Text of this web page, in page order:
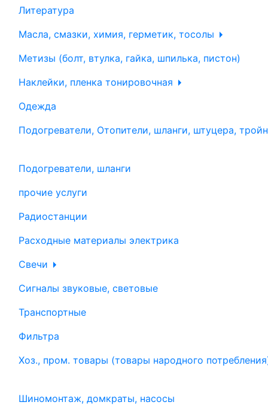
Литература
Масла, смазки, химия, герметик, тосолы
Метизы (болт, втулка, гайка, шпилька, пистон)
Наклейки, пленка тонировочная
Одежда
Подогреватели, Отопители, шланги, штуцера,
Подогреватели, шланги
прочие услуги
Радиостанции
Расходные материалы электрика
Свечи
Сигналы звуковые, световые
Транспортные
Фильтра
Хоз., пром. товары (товары народного
Шиномонтаж, домкраты, насосы